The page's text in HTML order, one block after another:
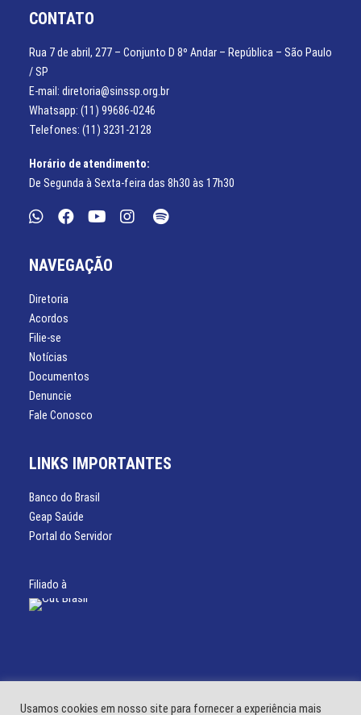
CONTATO
Rua 7 de abril, 277 – Conjunto D 8º Andar – República – São Paulo
/ SP
E-mail: diretoria@sinssp.org.br
Whatsapp: (11) 99686-0246
Telefones: (11) 3231-2128
Horário de atendimento:
De Segunda à Sexta-feira das 8h30 às 17h30
NAVEGAÇÃO
Diretoria
Acordos
Filie-se
Notícias
Documentos
Denuncie
Fale Conosco
LINKS IMPORTANTES
Banco do Brasil
Geap Saúde
Portal do Servidor
Filiado à
Usamos cookies em nosso site para fornecer a experiência mais